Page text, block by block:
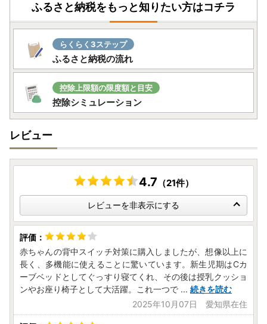
ふるさと納税をもっと知りたい方はコチラ
らくらく3ステップ
ふるさと納税の流れ
控除上限額の限度額と目安
控除シミュレーション
レビュー
4.7 （21件）
レビューを非表示にする
赤ちゃんの背中スイッチ対策に購入しましたが、想像以上に
長く、多機能に使えることに驚いています。新生児期はCカ
ーブベッドとしてぐっすり寝てくれ、その後は授乳クッショ
ンやお座り椅子として大活躍。これ一つで ... 続きを読む
2025年10月07日 愛知県在住